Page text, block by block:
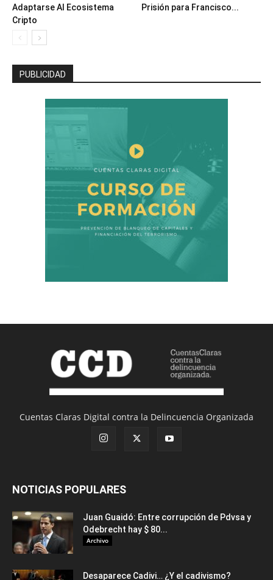
Adaptarse Al Ecosistema
Cripto
Prisión para Francisco...
PUBLICIDAD
Cuentas Claras Digital contra la Delincuencia Organizada
NOTICIAS POPULARES
Juan Guaidó: Entre corrupción de Pdvsa y
Odebrecht hay $ 80...
Archivo
Desaparece Cadivi… ¿Y el cadivismo?